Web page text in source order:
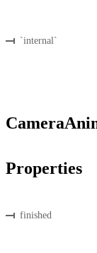
`internal`
Properties
finished